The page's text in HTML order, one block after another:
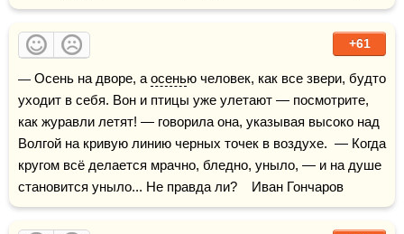
+61
— Осень на дворе, а осенью человек, как все звери, будто
уходит в себя. Вон и птицы уже улетают — посмотрите,
как журавли летят! — говорила она, указывая высоко над
Волгой на кривую линию черных точек в воздухе.  — Когда
кругом всё делается мрачно, бледно, уныло, — и на душе
становится уныло... Не правда ли?    Иван Гончаров